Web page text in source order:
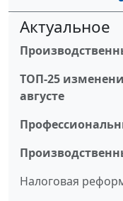
Актуальное
ТОП-25
августе
Налоговая